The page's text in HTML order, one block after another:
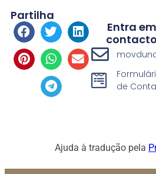
Partilha
Entra em
contacto
de
Ajuda à tradução pela